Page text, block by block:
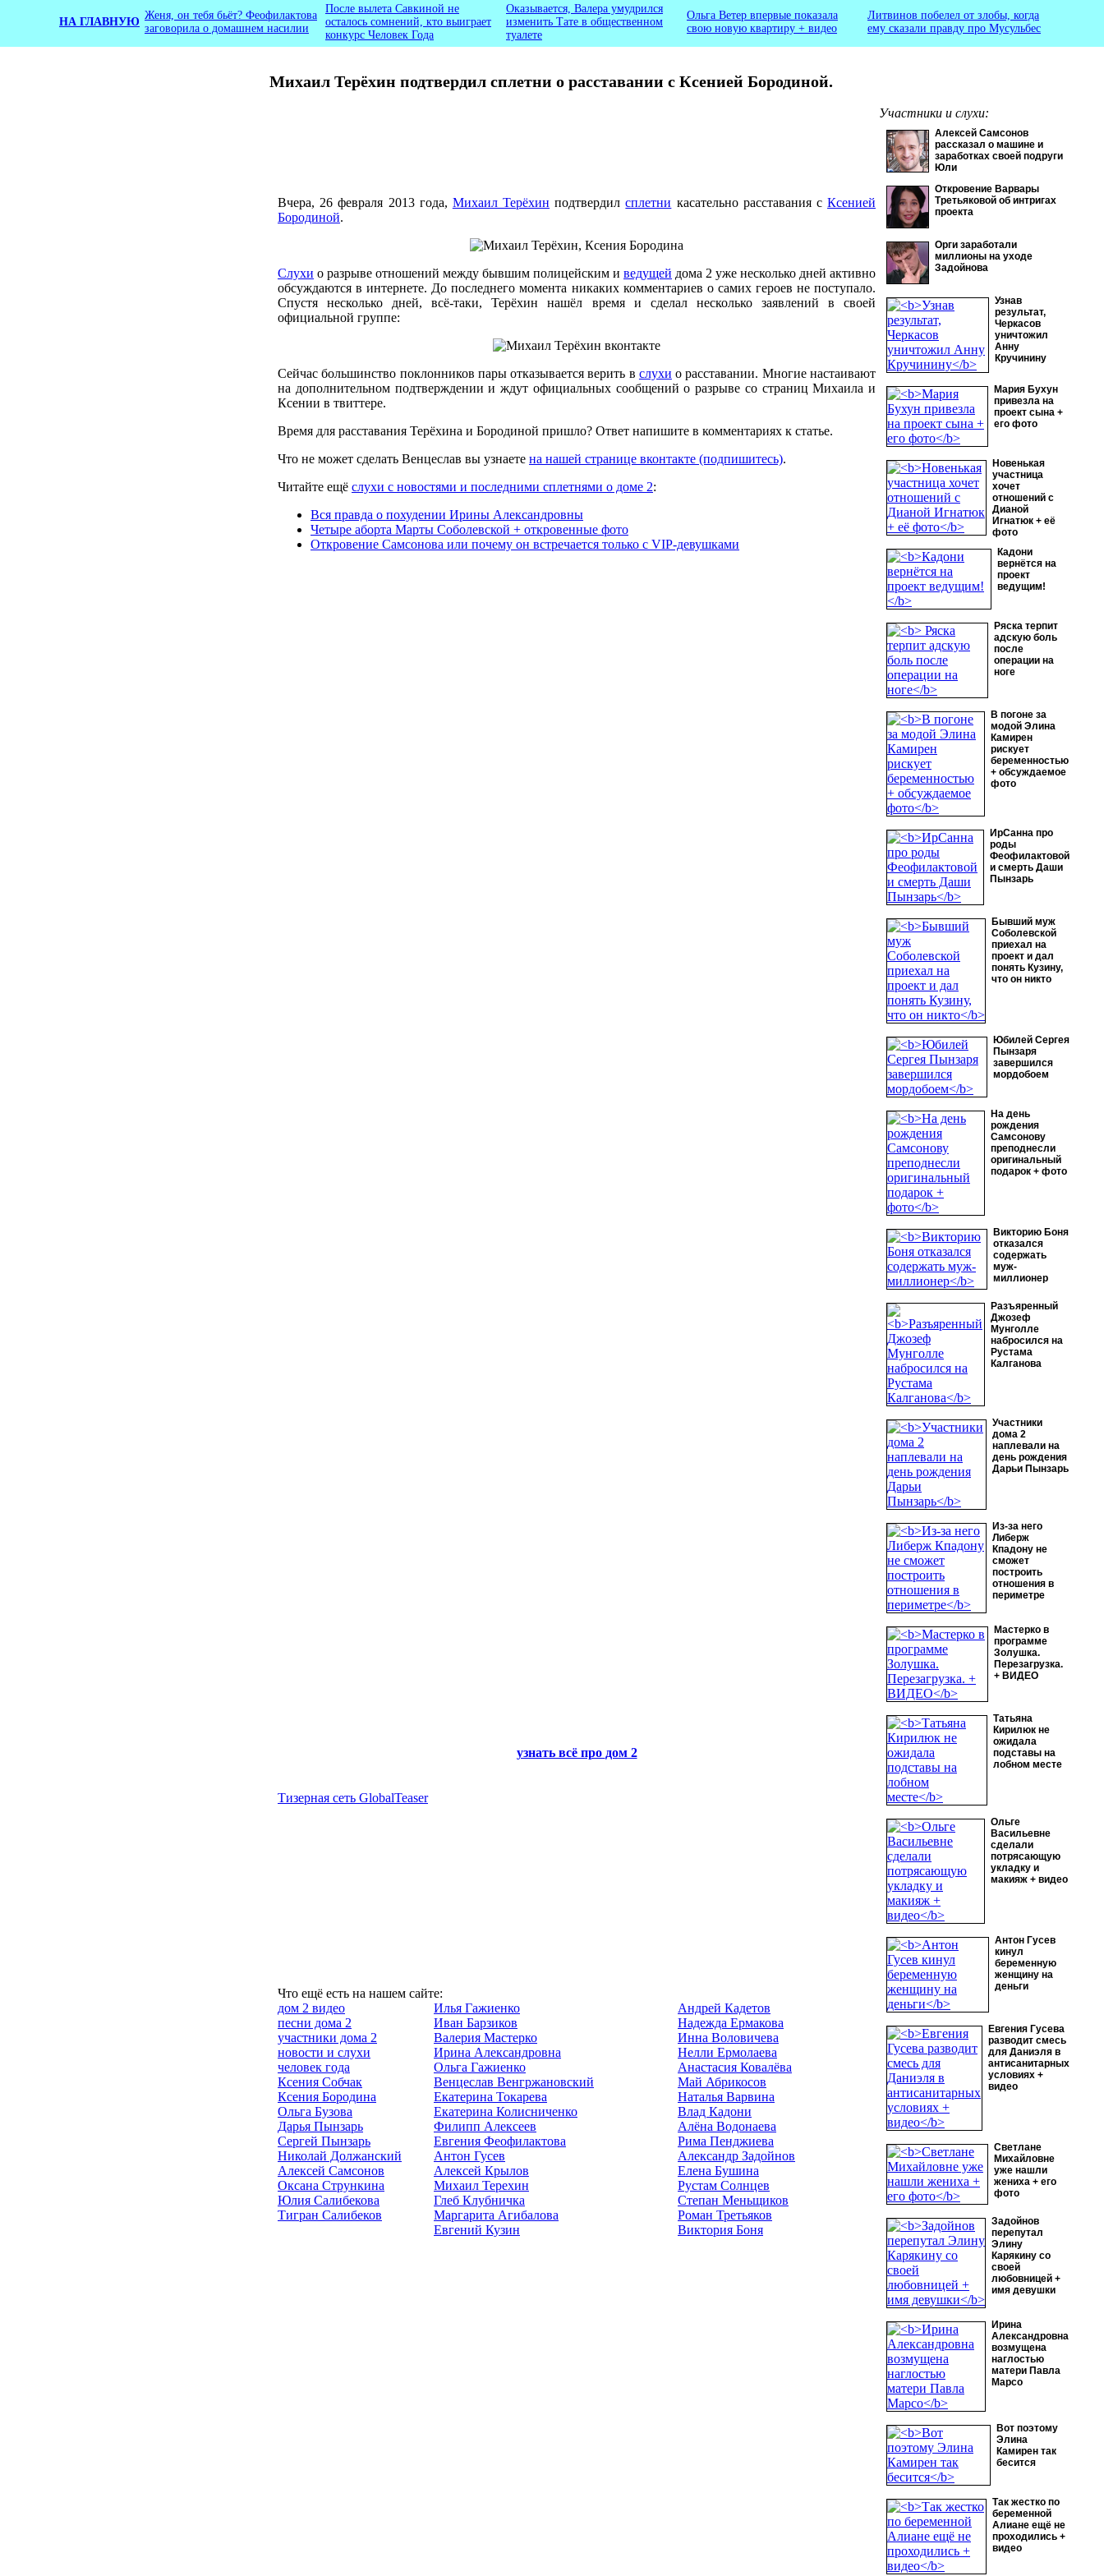
Михаил Терёхин подтвердил сплетни о расставании с Ксенией Бородиной.
НА ГЛАВНУЮ
Женя, он тебя бьёт? Феофилактова
заговорила о домашнем насилии
После вылета Савкиной не
осталось сомнений, кто выиграет
конкурс Человек Года
Оказывается, Валера умудрился
изменить Тате в общественном
туалете
Ольга Ветер впервые показала
свою новую квартиру + видео
Литвинов побелел от злобы, когда
ему сказали правду про Мусульбес
Участники и слухи:
Алексей Самсонов
рассказал о машине и
заработках своей подруги
Юли
Откровение Варвары
Третьяковой об интригах
проекта
Орги заработали
миллионы на уходе
Задойнова
Узнав
результат,
Черкасов
уничтожил
Анну
Кручинину
Мария Бухун
привезла на
проект сына +
его фото
Новенькая
участница
хочет
отношений с
Дианой
Игнатюк + её
фото
Кадони
вернётся на
проект
ведущим!
Ряска терпит
адскую боль
после
операции на
ноге
В погоне за
модой Элина
Камирен
рискует
беременностью
+ обсуждаемое
фото
ИрСанна про
роды
Феофилактовой
и смерть Даши
Пынзарь
Бывший муж
Соболевской
приехал на
проект и дал
понять Кузину,
что он никто
Юбилей Сергея
Пынзаря
завершился
мордобоем
На день
рождения
Самсонову
преподнесли
оригинальный
подарок + фото
Викторию Боня
отказался
содержать
муж-
миллионер
Разъяренный
Джозеф
Мунголле
набросился на
Рустама
Калганова
Участники
дома 2
наплевали на
день рождения
Дарьи Пынзарь
Из-за него
Либерж
Кпадону не
сможет
построить
отношения в
периметре
Мастерко в
программе
Золушка.
Перезагрузка.
+ ВИДЕО
Татьяна
Кирилюк не
ожидала
подставы на
лобном месте
Ольге
Васильевне
сделали
потрясающую
укладку и
макияж + видео
Антон Гусев
кинул
беременную
женщину на
деньги
Евгения Гусева
разводит смесь
для Даниэля в
антисанитарных
условиях +
видео
Светлане
Михайловне
уже нашли
жениха + его
фото
Задойнов
перепутал
Элину
Карякину со
своей
любовницей +
имя девушки
Иринa
Александровна
возмущена
наглостью
матери Павла
Марсо
Вот поэтому
Элина
Камирен так
бесится
Так жестко по
беременной
Алиане ещё не
проходились +
видео
Вчера, 26 февраля 2013 года, Михаил Терёхин подтвердилсплетни касательно расставания сКсенией
Бородиной.
Слухи о разрыве отношений между бывшим полицейским и ведущей дома 2 уже несколько дней активно
обсуждаются в интернете. До последнего момента никаких комментариев о самих героев не поступало.
Спустя несколько дней, всё-таки, Терёхин нашёл время и сделал несколько заявлений в своей
официальной группе:
Сейчас большинство поклонников пары отказывается верить в слухи о расставании. Многие настаивают
на дополнительном подтверждении и ждут официальных сообщений о разрыве со страниц Михаила и
Ксении в твиттере.
Время для расставания Терёхина и Бородиной пришло? Ответ напишите в комментариях к статье.
Что не может сделать Венцеслав вы узнаете на нашей странице вконтакте (подпишитесь).
Читайте ещё слухи с новостями и последними сплетнями о доме 2:
Вся правда о похудении Ирины Александровны
Четыре аборта Марты Соболевской + откровенные фото
Откровение Самсонова или почему он встречается только с VIP-девушками
узнать всё про дом 2
Тизерная сеть GlobalTeaser
Что ещё есть на нашем сайте:
дом 2 видео
песни дома 2
участники дома 2
новости и слухи
человек года
Ксения Собчак
Ксения Бородина
Ольга Бузова
Дарья Пынзарь
Сергей Пынзарь
Николай Должанский
Алексей Самсонов
Оксана Стрункина
Юлия Салибекова
Тигран Салибеков
Илья Гажиенко
Иван Барзиков
Валерия Мастерко
Ирина Александровна
Ольга Гажиенко
Венцеслав Венгржановский
Екатерина Токарева
Екатерина Колисниченко
Филипп Алексеев
Евгения Феофилактова
Антон Гусев
Алексей Крылов
Михаил Терехин
Глеб Клубничка
Маргарита Агибалова
Евгений Кузин
Андрей Кадетов
Надежда Ермакова
Инна Воловичева
Нелли Ермолаева
Анастасия Ковалёва
Май Абрикосов
Наталья Варвина
Влад Кадони
Алёна Водонаева
Рима Пенджиева
Александр Задойнов
Елена Бушина
Рустам Солнцев
Степан Меньщиков
Роман Третьяков
Виктория Боня